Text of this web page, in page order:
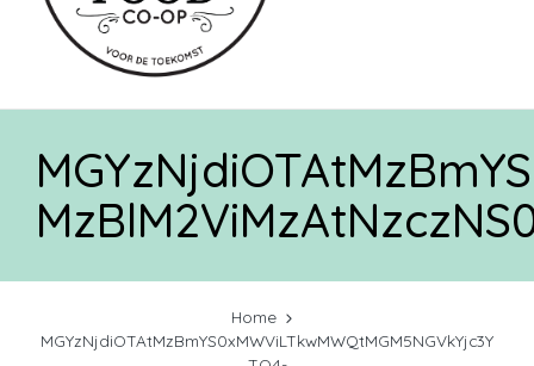
Home
MGYzNjdiOTAtMzBmYS0xMWViLTkwMWQtMGM5NGVkYjc3Y